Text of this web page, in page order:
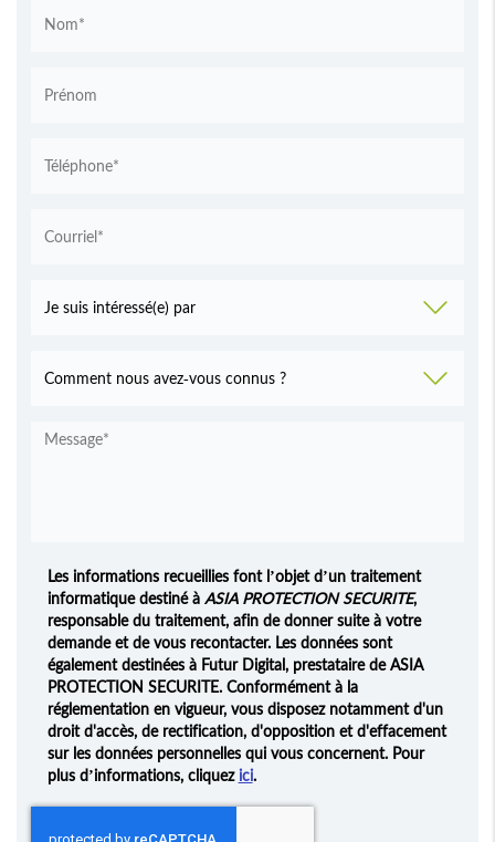
Les informations recueillies font l’objet d’un traitement
informatique destiné àASIA PROTECTION SECURITE,
responsable du traitement, afin de donner suite à votre
demande et de vous recontacter. Les données sont
également destinées à Futur Digital, prestataire de ASIA
PROTECTION SECURITE. Conformément à la
réglementation en vigueur, vous disposez notamment d'un
droit d'accès, de rectification, d'opposition et d'effacement
sur les données personnelles qui vous concernent. Pour
plus d’informations, cliquezici.